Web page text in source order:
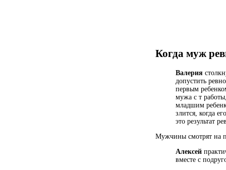
Когда муж
Валерия
допустить
первым
мужа с т
младшим
злится, когда
это результат
Мужчины смотрят на
Алексей
вместе с